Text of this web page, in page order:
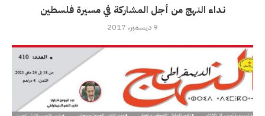
نداء النهج من أجل المشاركة في مسيرة فلسطين
9 ديسمبر، 2017